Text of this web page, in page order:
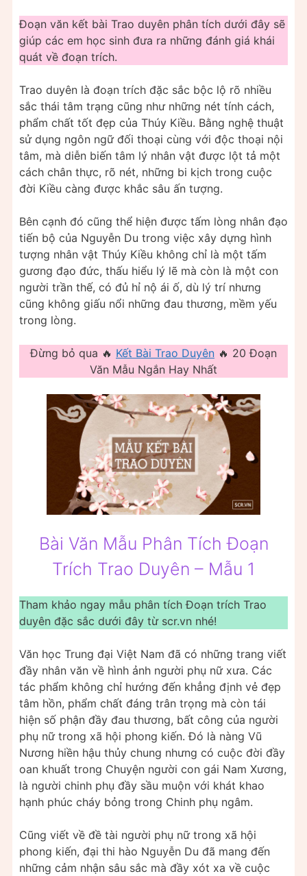
Đoạn văn kết bài Trao duyên phân tích dưới đây sẽ
giúp các em học sinh đưa ra những đánh giá khái
quát về đoạn trích.
Trao duyên là đoạn trích đặc sắc bộc lộ rõ nhiều
sắc thái tâm trạng cũng như những nét tính cách,
phẩm chất tốt đẹp của Thúy Kiều. Bằng nghệ thuật
sử dụng ngôn ngữ đối thoại cùng với độc thoại nội
tâm, mà diễn biến tâm lý nhân vật được lột tả một
cách chân thực, rõ nét, những bi kịch trong cuộc
đời Kiều càng được khắc sâu ấn tượng.
Bên cạnh đó cũng thể hiện được tấm lòng nhân đạo
tiến bộ của Nguyễn Du trong việc xây dựng hình
tượng nhân vật Thúy Kiều không chỉ là một tấm
gương đạo đức, thấu hiểu lý lẽ mà còn là một con
người trần thế, có đủ hỉ nộ ái ố, dù lý trí nhưng
cũng không giấu nổi những đau thương, mềm yếu
trong lòng.
Đừng bỏ qua 🔥 Kết Bài Trao Duyên 🔥 20 Đoạn
Văn Mẫu Ngắn Hay Nhất
Bài Văn Mẫu Phân Tích Đoạn
Trích Trao Duyên – Mẫu 1
Tham khảo ngay mẫu phân tích Đoạn trích Trao
duyên đặc sắc dưới đây từ scr.vn nhé!
Văn học Trung đại Việt Nam đã có những trang viết
đầy nhân văn về hình ảnh người phụ nữ xưa. Các
tác phẩm không chỉ hướng đến khẳng định vẻ đẹp
tâm hồn, phẩm chất đáng trân trọng mà còn tái
hiện số phận đầy đau thương, bất công của người
phụ nữ trong xã hội phong kiến. Đó là nàng Vũ
Nương hiền hậu thủy chung nhưng có cuộc đời đầy
oan khuất trong Chuyện người con gái Nam Xương,
là người chinh phụ đầy sầu muộn với khát khao
hạnh phúc cháy bỏng trong Chinh phụ ngâm.
Cũng viết về đề tài người phụ nữ trong xã hội
phong kiến, đại thi hào Nguyễn Du đã mang đến
những cảm nhận sâu sắc mà đầy xót xa về cuộc